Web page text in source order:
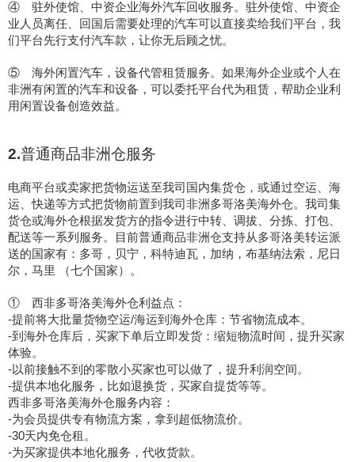
④ 驻外使馆、中资企业海外汽车回收服务。驻外使馆、中资企
业人员离任、回国后需要处理的汽车可以直接卖给我们平台，我
们平台先行支付汽车款，让你无后顾之忧。
⑤ 海外闲置汽车，设备代管租赁服务。如果海外企业或个人在
非洲有闲置的汽车和设备，可以委托平台代为租赁，帮助企业利
用闲置设备创造效益。
2.普通商品非洲仓服务
电商平台或卖家把货物运送至我司国内集货仓，或通过空运、海
运、快递等方式把货物前置到我司 非洲多哥洛美海外仓。我司集
货仓或海外仓根据发货方的指令进行中转、调拔、分拣、打包、
配送等一系列服务。
目前普通商品非洲仓支持从多哥洛美转运派
送的国家有：多哥，贝宁，科特迪瓦，加纳，布基纳法索，尼日
尔，马里
（七个国家）。
① 西非多哥洛美海外仓利益点：
-提前将大批量货物空运/海运到海外仓库：节省物流成本。
-到海外仓库后，买家下单后立即发货：缩短物流时间，提升买家
体验。
-以前接触不到的零散小买家也可以做了，提升利润空间 。
-提供本地化服务，比如退换货，买家自提货等等。
西非多哥洛美海外仓服务内容：
-为会员提供专有物流方案 ，拿到超低物流价。
-30天内免仓租 。
-为买家提供本地化服务 ，代收货款。